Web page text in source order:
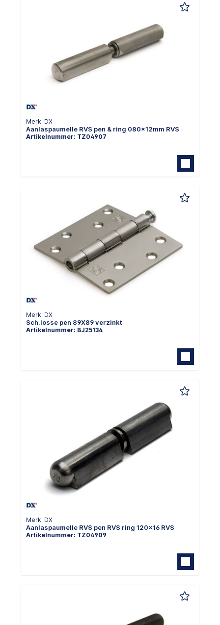
Merk: DX
Aanlaspaumelle RVS pen & ring 080x12mm RVS
Artikelnummer: TZ04907
Merk: DX
Sch.losse pen 89X89 verzinkt
Artikelnummer: BJ25134
Merk: DX
Aanlaspaumelle RVS pen RVS ring 120x16 RVS
Artikelnummer: TZ04909